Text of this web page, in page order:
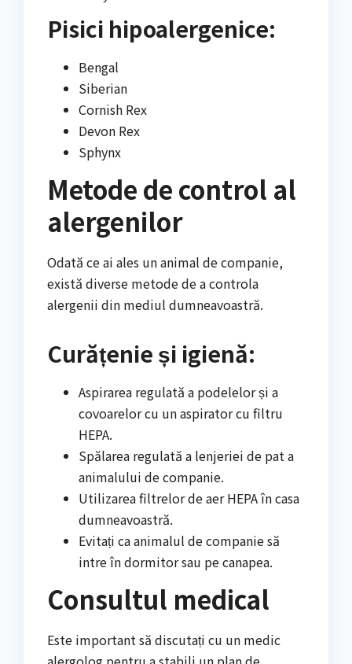
Pisici hipoalergenice:
Bengal
Siberian
Cornish Rex
Devon Rex
Sphynx
Metode de control al
alergenilor
Odată ce ai ales un animal de companie,
există diverse metode de a controla
alergenii din mediul dumneavoastră.
Curățenie și igienă:
Aspirarea regulată a podelelor și a
covoarelor cu un aspirator cu filtru
HEPA.
Spălarea regulată a lenjeriei de pat a
animalului de companie.
Utilizarea filtrelor de aer HEPA în casa
dumneavoastră.
Evitați ca animalul de companie să
intre în dormitor sau pe canapea.
Consultul medical
Este important să discutați cu un medic